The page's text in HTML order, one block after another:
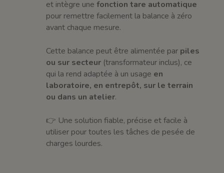
et intègre unefonction tare automatique
pour remettre facilement la balance à zéro
avant chaque mesure.
Cette balance peut être alimentée par piles
ou sur secteur (transformateur inclus), ce
qui la rend adaptée à un usage en
laboratoire, en entrepôt, sur le terrain
ou dans un atelier.
👉 Une solution fiable, précise et facile à
utiliser pour toutes les tâches de pesée de
charges lourdes.